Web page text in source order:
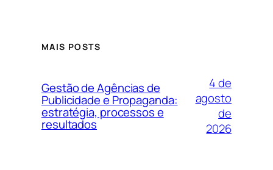
MAIS POSTS
Gestão de Agências de
Publicidade e Propaganda:
estratégia, processos e
resultados
4 de
agosto
de
2026